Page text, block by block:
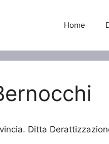
Home
Ditta